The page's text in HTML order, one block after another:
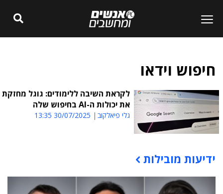
חיפוש וידאו
לקראת השיבה ללימודים: גוגל מחזקת
את יכולות ה-AI בחיפוש שלה
גלי פיאלקוב 30/07/2025 13:35
תוכן פרסומי
ידיעות מובילות